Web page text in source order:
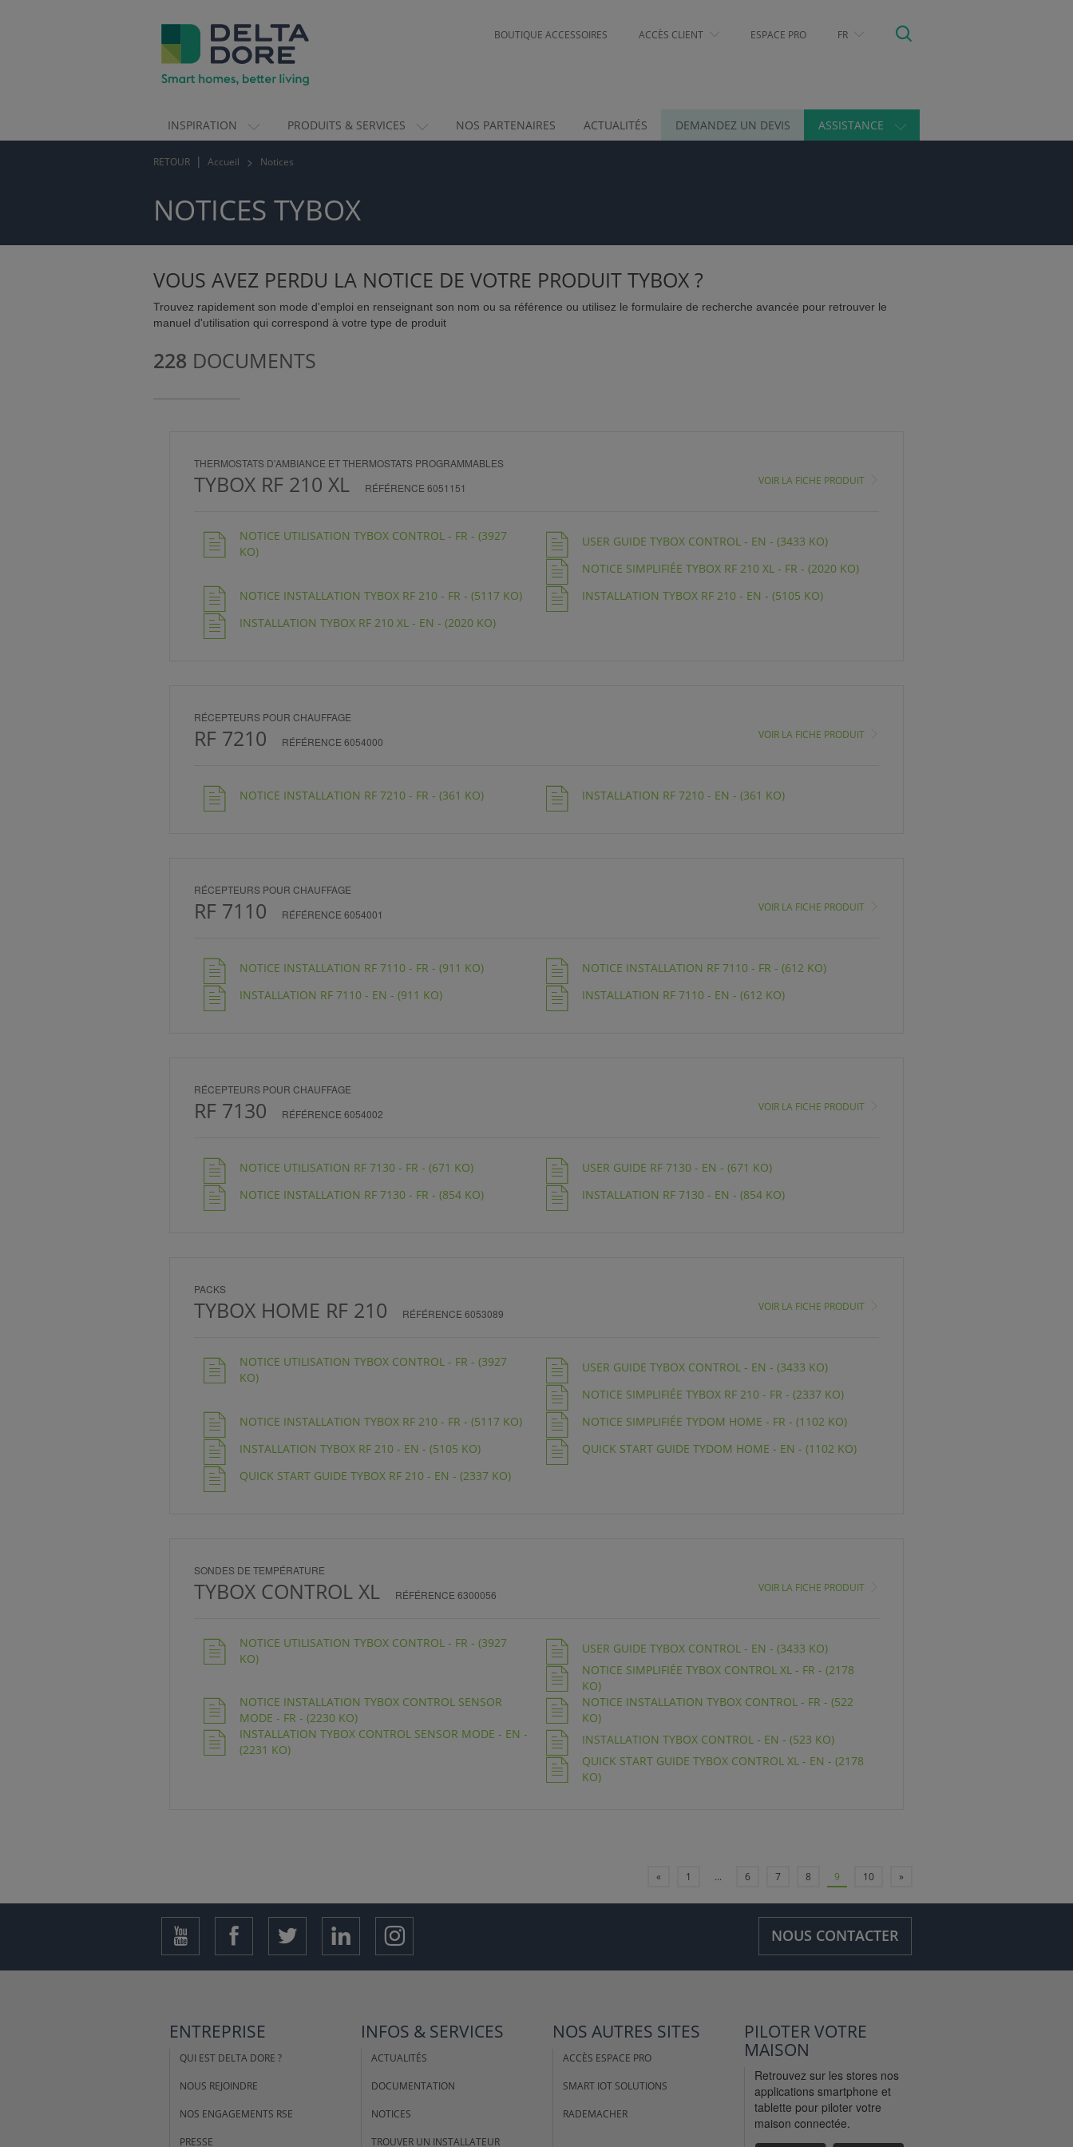
BOUTIQUE ACCESSOIRES ACCÈS CLIENT ESPACE PRO FR
INSPIRATION PRODUITS & SERVICES NOS PARTENAIRES ACTUALITÉS DEMANDEZ UN DEVIS ASSISTANCE
RETOUR Accueil Notices
NOTICES TYBOX
VOUS AVEZ PERDU LA NOTICE DE VOTRE PRODUIT TYBOX ?
Trouvez rapidement son mode d'emploi en renseignant son nom ou sa référence ou utilisez le formulaire de recherche avancée pour retrouver le
manuel d'utilisation qui correspond à votre type de produit
228 DOCUMENTS
THERMOSTATS D'AMBIANCE ET THERMOSTATS PROGRAMMABLES
TYBOX RF 210 XL RÉFÉRENCE 6051151
VOIR LA FICHE PRODUIT
NOTICE UTILISATION TYBOX CONTROL - FR - (3927
KO)
USER GUIDE TYBOX CONTROL - EN - (3433 KO)
NOTICE SIMPLIFIÉE TYBOX RF 210 XL - FR - (2020 KO)
NOTICE INSTALLATION TYBOX RF 210 - FR - (5117 KO)
INSTALLATION TYBOX RF 210 - EN - (5105 KO)
INSTALLATION TYBOX RF 210 XL - EN - (2020 KO)
RÉCEPTEURS POUR CHAUFFAGE
RF 7210 RÉFÉRENCE 6054000
VOIR LA FICHE PRODUIT
NOTICE INSTALLATION RF 7210 - FR - (361 KO) INSTALLATION RF 7210 - EN - (361 KO)
RÉCEPTEURS POUR CHAUFFAGE
RF 7110 RÉFÉRENCE 6054001
VOIR LA FICHE PRODUIT
NOTICE INSTALLATION RF 7110 - FR - (911 KO)
NOTICE INSTALLATION RF 7110 - FR - (612 KO)
INSTALLATION RF 7110 - EN - (911 KO)
INSTALLATION RF 7110 - EN - (612 KO)
RÉCEPTEURS POUR CHAUFFAGE
RF 7130 RÉFÉRENCE 6054002
VOIR LA FICHE PRODUIT
NOTICE UTILISATION RF 7130 - FR - (671 KO)
USER GUIDE RF 7130 - EN - (671 KO)
NOTICE INSTALLATION RF 7130 - FR - (854 KO)
INSTALLATION RF 7130 - EN - (854 KO)
PACKS
TYBOX HOME RF 210 RÉFÉRENCE 6053089
VOIR LA FICHE PRODUIT
NOTICE UTILISATION TYBOX CONTROL - FR - (3927
KO)
USER GUIDE TYBOX CONTROL - EN - (3433 KO)
NOTICE SIMPLIFIÉE TYBOX RF 210 - FR - (2337 KO)
NOTICE INSTALLATION TYBOX RF 210 - FR - (5117 KO)
NOTICE SIMPLIFIÉE TYDOM HOME - FR - (1102 KO)
INSTALLATION TYBOX RF 210 - EN - (5105 KO)
QUICK START GUIDE TYDOM HOME - EN - (1102 KO)
QUICK START GUIDE TYBOX RF 210 - EN - (2337 KO)
SONDES DE TEMPÉRATURE
TYBOX CONTROL XL RÉFÉRENCE 6300056
VOIR LA FICHE PRODUIT
NOTICE UTILISATION TYBOX CONTROL - FR - (3927
KO)
USER GUIDE TYBOX CONTROL - EN - (3433 KO)
NOTICE SIMPLIFIÉE TYBOX CONTROL XL - FR - (2178
KO)
NOTICE INSTALLATION TYBOX CONTROL SENSOR
MODE - FR - (2230 KO)
NOTICE INSTALLATION TYBOX CONTROL - FR - (522
KO)
INSTALLATION TYBOX CONTROL SENSOR MODE - EN -
(2231 KO)
INSTALLATION TYBOX CONTROL - EN - (523 KO)
QUICK START GUIDE TYBOX CONTROL XL - EN - (2178
KO)
« 1 ... 6 7 8 9 10 »
NOUS CONTACTER
ENTREPRISE
QUI EST DELTA DORE ?
NOUS REJOINDRE
NOS ENGAGEMENTS RSE
PRESSE
INFOS & SERVICES
ACTUALITÉS
DOCUMENTATION
NOTICES
TROUVER UN INSTALLATEUR
NOS AUTRES SITES
ACCÈS ESPACE PRO
SMART IOT SOLUTIONS
RADEMACHER
PILOTER VOTRE
MAISON
Retrouvez sur les stores nos
applications smartphone et
tablette pour piloter votre
maison connectée.